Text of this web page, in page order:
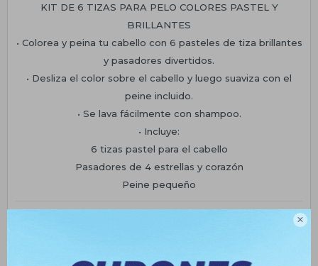

KIT DE 6 TIZAS PARA PELO COLORES PASTEL Y
BRILLANTES
• Colorea y peina tu cabello con 6 pasteles de tiza brillantes
y pasadores divertidos.
• Desliza el color sobre el cabello y luego suaviza con el
peine incluido.
• Se lava fácilmente con shampoo.
• Incluye:
6 tizas pastel para el cabello
Pasadores de 4 estrellas y corazón
Peine pequeño